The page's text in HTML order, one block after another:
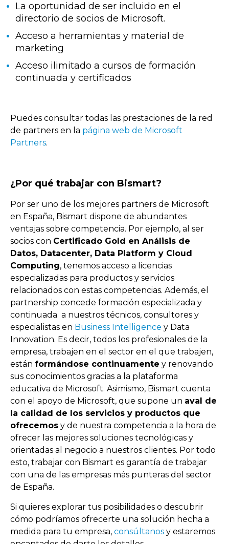
La oportunidad de ser incluido en el
directorio de socios de Microsoft.
Acceso a herramientas y material de
marketing
Acceso ilimitado a cursos de formación
continuada y certificados
Puedes consultar todas las prestaciones de la red
de partners en la página web de Microsoft
Partners.
¿Por qué trabajar con Bismart?
Por ser uno de los mejores partners de Microsoft
en España, Bismart dispone de abundantes
ventajas sobre competencia. Por ejemplo, al ser
socios con Certificado Gold en Análisis de
Datos, Datacenter, Data Platform y Cloud
Computing, tenemos acceso a licencias
especializadas para productos y servicios
relacionados con estas competencias. Además, el
partnership concede formación especializada y
continuada a nuestros técnicos, consultores y
especialistas en Business Intelligence y Data
Innovation. Es decir, todos los profesionales de la
empresa, trabajen en el sector en el que trabajen,
están formándose continuamente y renovando
sus conocimientos gracias a la plataforma
educativa de Microsoft. Asimismo, Bismart cuenta
con el apoyo de Microsoft, que supone un aval de
la calidad de los servicios y productos que
ofrecemos y de nuestra competencia a la hora de
ofrecer las mejores soluciones tecnológicas y
orientadas al negocio a nuestros clientes. Por todo
esto, trabajar con Bismart es garantía de trabajar
con una de las empresas más punteras del sector
de España.
Si quieres explorar tus posibilidades o descubrir
cómo podríamos ofrecerte una solución hecha a
medida para tu empresa, consúltanos y estaremos